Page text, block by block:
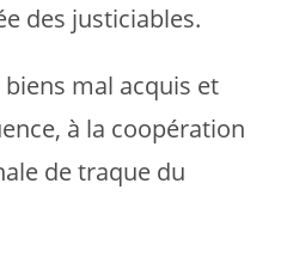
des justiciables.
mal acquis et
à la coopération
de traque du